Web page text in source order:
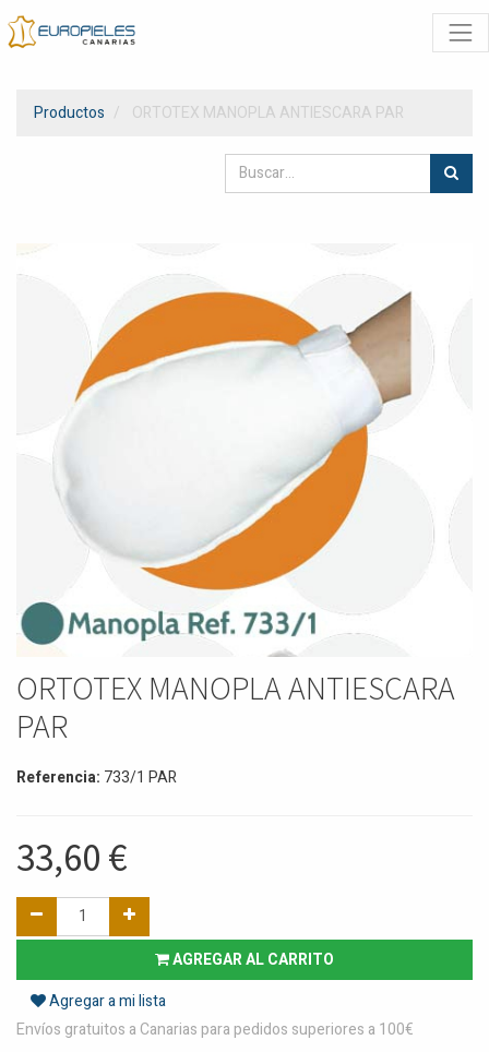
Productos ORTOTEX MANOPLA ANTIESCARA PAR
ORTOTEX MANOPLA ANTIESCARA
PAR
Referencia: 733/1 PAR
33,60 €
AGREGAR AL CARRITO
Agregar a mi lista
Envíos gratuitos a Canarias para pedidos superiores a 100€